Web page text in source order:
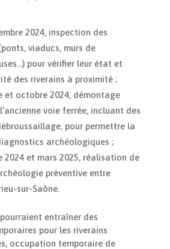
2024, inspection des
viaducs, murs de
pour vérifier leur état et
des riverains à proximité ;
et octobre 2024, démontage
voie ferrée, incluant des
pour permettre la
archéologiques ;
2024 et mars 2025, réalisation de
préventive entre
sur-Saône.
entraîner des
pour les riverains
occupation temporaire de